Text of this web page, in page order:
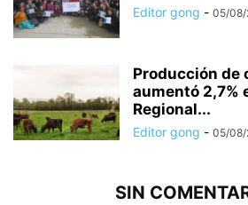
Editor gong - 05/08/
Producción de
aumentó 2,7%
Regional...
Editor gong - 05/08/
SIN